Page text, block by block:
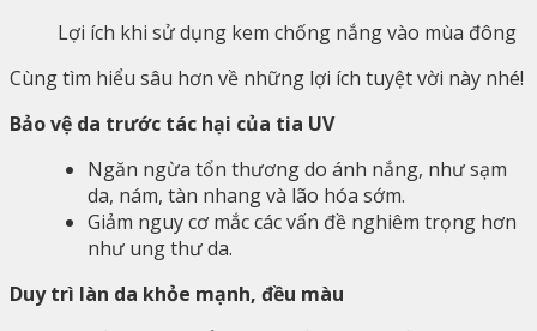
Lợi ích khi sử dụng kem chống nắng vào mùa đông
Cùng tìm hiểu sâu hơn về những lợi ích tuyệt vời này nhé!
Bảo vệ da trước tác hại của tia UV
Ngăn ngừa tổn thương do ánh nắng, như sạm
da, nám, tàn nhang và lão hóa sớm.
Giảm nguy cơ mắc các vấn đề nghiêm trọng hơn
như ung thư da.
Duy trì làn da khỏe mạnh, đều màu